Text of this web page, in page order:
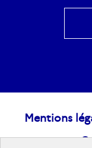
Raccourcis
Mentions